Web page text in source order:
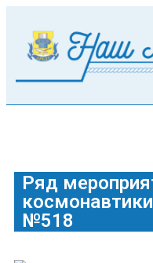
Ряд
№518